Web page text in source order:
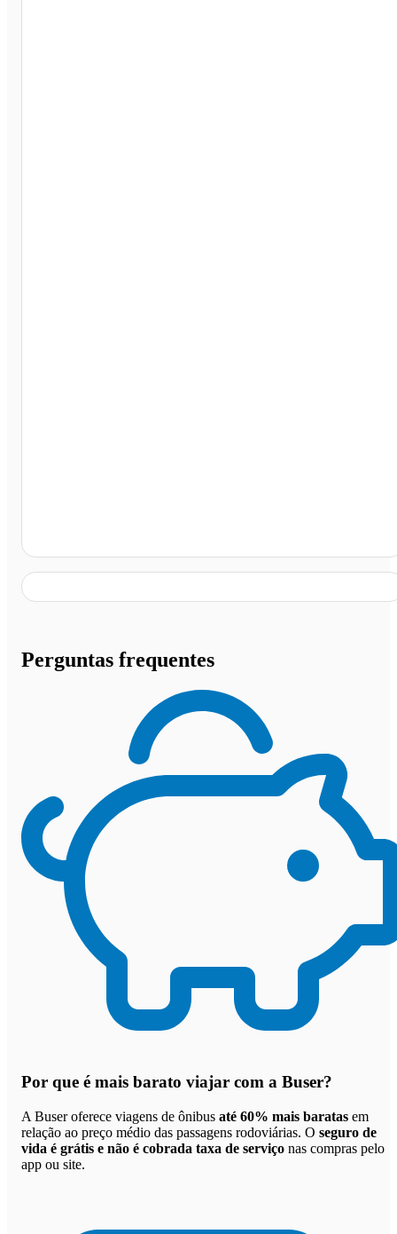
Perguntas frequentes
Por que é mais barato viajar com a Buser?
A Buser oferece viagens de ônibus até 60% mais baratas em
relação ao preço médio das passagens rodoviárias. O seguro de
vida é grátis e não é cobrada taxa de serviço nas compras pelo
app ou site.